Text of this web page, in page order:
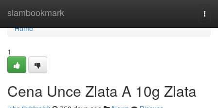
siambookmark
Home
Home
1
Cena Unce Zlata A 10g Zlata